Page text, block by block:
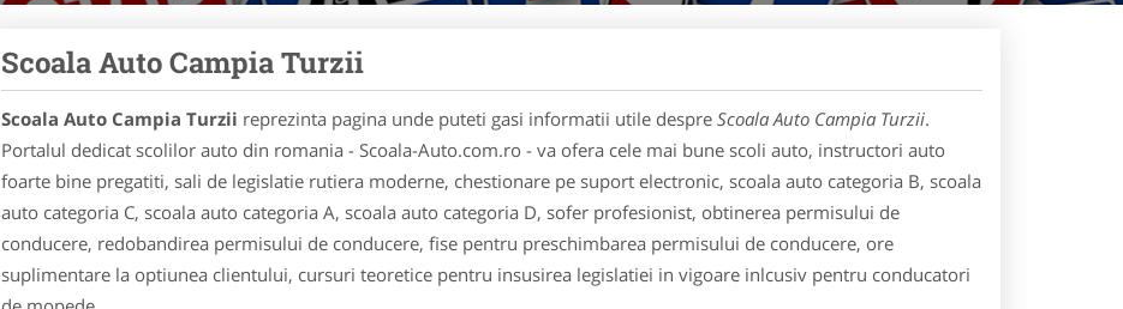
Scoala Auto Campia Turzii
Scoala Auto Campia Turzii reprezinta pagina unde puteti gasi informatii utile despre Scoala Auto Campia Turzii.
Portalul dedicat scolilor auto din romania - Scoala-Auto.com.ro - va ofera cele mai bune scoli auto, instructori auto
foarte bine pregatiti, sali de legislatie rutiera moderne, chestionare pe suport electronic, scoala auto categoria B, scoala
auto categoria C, scoala auto categoria A, scoala auto categoria D, sofer profesionist, obtinerea permisului de
conducere, redobandirea permisului de conducere, fise pentru preschimbarea permisului de conducere, ore
suplimentare la optiunea clientului, cursuri teoretice pentru insusirea legislatiei in vigoare inlcusiv pentru conducatori